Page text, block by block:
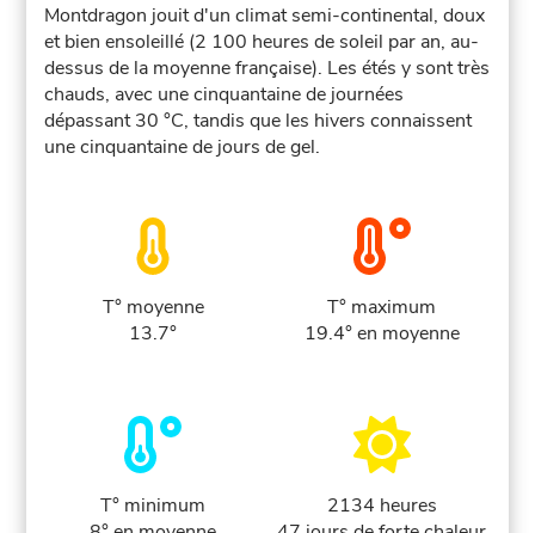
Montdragon jouit d'un climat semi-continental, doux
et bien ensoleillé (2 100 heures de soleil par an, au-
dessus de la moyenne française). Les étés y sont très
chauds, avec une cinquantaine de journées
dépassant 30 °C, tandis que les hivers connaissent
une cinquantaine de jours de gel.
T° moyenne
13.7°
T° maximum
19.4° en moyenne
T° minimum
2134 heures